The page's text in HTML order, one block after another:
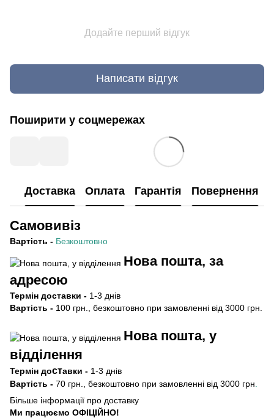
Додайте перший відгук
Написати відгук
Поширити у соцмережах
Доставка Оплата Гарантія Повернення
Самовивіз
Вартість - Безкоштовно
Нова пошта, за
адресою
Термін доставки - 1-3 днів
Вартість - 100 грн., безкоштовно при замовленні від 3000 грн.
Нова пошта, у
відділення
Термін доставки - 1-3 днів
Вартість - 70 грн., безкоштовно при замовленні від 3000 грн
Більше інформації про доставку
Ми працюємо ОФIЦIЙНО!